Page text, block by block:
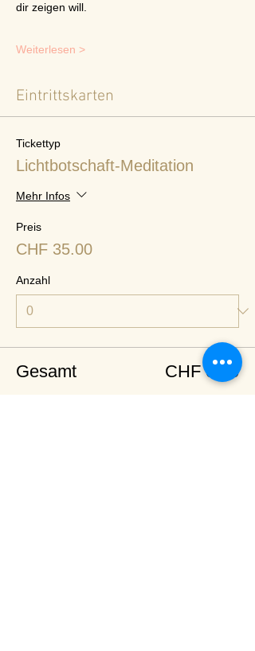
dir zeigen will.
Weiterlesen >
Eintrittskarten
Tickettyp
Lichtbotschaft-Meditation
Mehr Infos
Preis
CHF 35.00
Anzahl
Gesamt CHF 0.00